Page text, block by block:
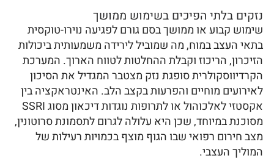
נזקים בלתי הפיכים בשימוש ממושך
שימוש קבוע או ממושך בסם גורם לפגיעה נוירו-טוקסית
בתאי העצב במוח, מה שמוביל לירידה משמעותית ביכולות
הזיכרון, הריכוז וקבלת ההחלטות לטווח הארוך. המערכת
הקרדיווסקולרית סופגת נזק מצטבר המגדיל את הסיכון
לאירועים מוחיים והפרעות בקצב הלב. האינטראקציה בין
אקסטזי לאלכוהול או לתרופות נוגדות דיכאון מסוג SSRI
מסוכנת במיוחד, שכן היא עלולה לגרום לתסמונת סרוטונין,
מצב חירום רפואי שבו הגוף מוצף בכמויות רעילות של
המוליך העצבי.